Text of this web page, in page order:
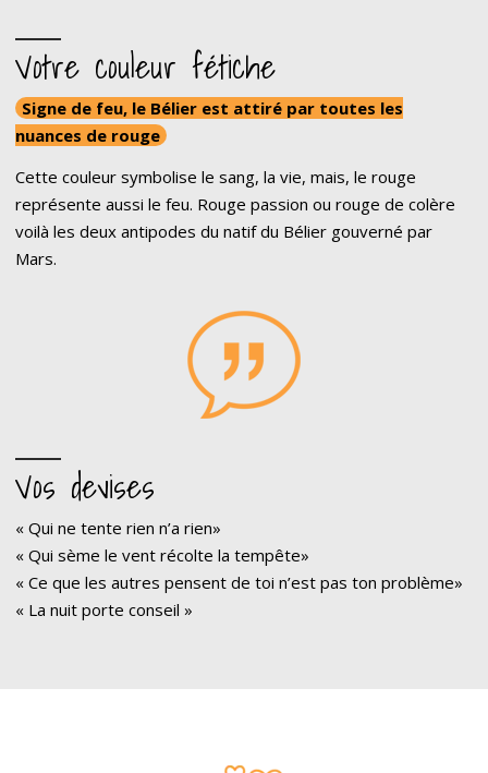
Votre couleur fétiche
Signe de feu, le Bélier est attiré par toutes les
nuances de rouge
Cette couleur symbolise le sang, la vie, mais, le rouge
représente aussi le feu. Rouge passion ou rouge de colère
voilà les deux antipodes du natif du Bélier gouverné par
Mars.
Vos devises
« Qui ne tente rien n’a rien»
« Qui sème le vent récolte la tempête»
« Ce que les autres pensent de toi n’est pas ton problème»
« La nuit porte conseil »